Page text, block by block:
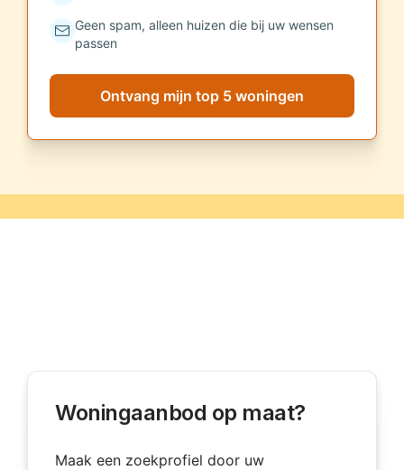
Geen spam, alleen huizen die bij uw wensen
passen
Ontvang mijn top 5 woningen
Woningaanbod op maat?
Maak een zoekprofiel door uw